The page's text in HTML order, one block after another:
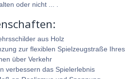
oder nicht ... .
aus Holz
zur flexiblen Spielzeugstraße
über Verkehr
verbessern das Spielerlebnis